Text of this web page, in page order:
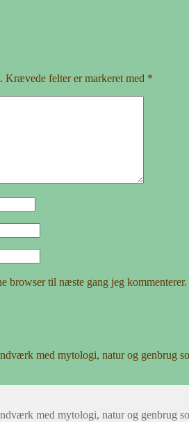
Krævede felter er markeret med *
browser til næste gang jeg kommenterer.
med mytologi, natur og genbrug
med mytologi, natur og genbrug